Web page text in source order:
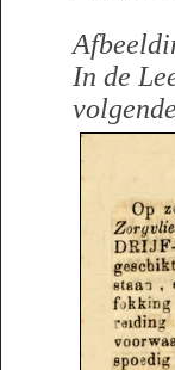
In de